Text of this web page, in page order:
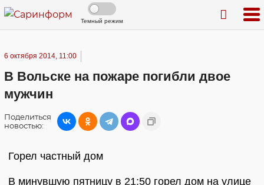
Темный режим
6 октября 2014, 11:00
В Вольске на пожаре погибли двое
мужчин
Поделиться
новостью:
Горел частный дом
В минувшую пятницу в 21:50 горел дом на улице